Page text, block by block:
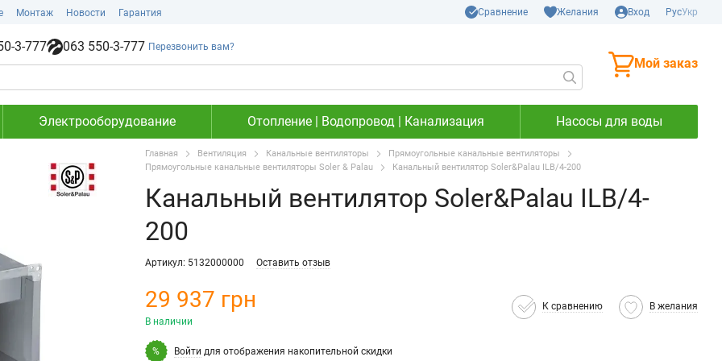
Монтаж Новости Гарантия Сравнение Желания Вход РусУкр
3-777 063 550-3-777 Перезвонить вам?
Мой заказ
Электрооборудование Отопление | Водопровод | Канализация Насосы для воды
Главная Вентиляция Канальные вентиляторы
Прямоугольные канальные вентиляторы
Прямоугольные канальные вентиляторы Soler & Palau
Канальный вентилятор Soler&Palau ILB/4-200
Канальный вентилятор Soler&Palau ILB/4-
200
Артикул: 5132000000 Оставить отзыв
29 937 грн
В наличии
К сравнению В желания
% Войти для отображения накопительной скидки